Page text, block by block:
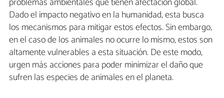
Dado el impacto negativo en la humanidad, esta busca
los mecanismos para mitigar estos efectos. Sin embargo,
en el caso de los animales no ocurre lo mismo, estos son
altamente vulnerables a esta situación. De este modo,
urgen más acciones para poder minimizar el daño que
sufren las especies de animales en el planeta.